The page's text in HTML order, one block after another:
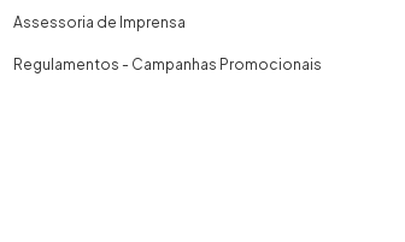
Assessoria de Imprensa
Regulamentos - Campanhas Promocionais